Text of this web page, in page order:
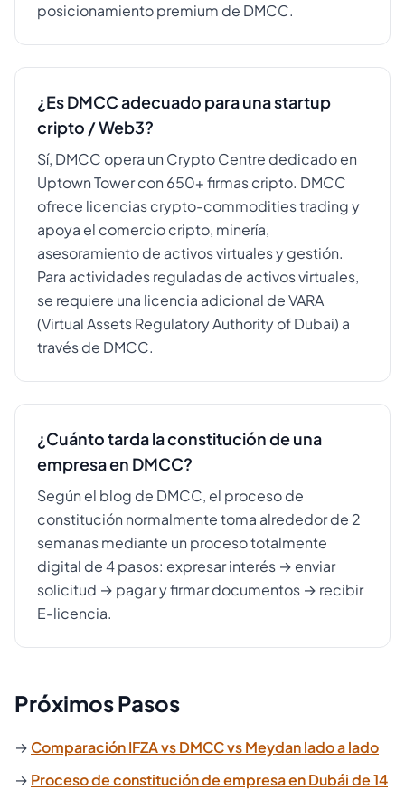
posicionamiento premium de DMCC.
¿Es DMCC adecuado para una startup
cripto / Web3?
Sí, DMCC opera un Crypto Centre dedicado en
Uptown Tower con 650+ firmas cripto. DMCC
ofrece licencias crypto-commodities trading y
apoya el comercio cripto, minería,
asesoramiento de activos virtuales y gestión.
Para actividades reguladas de activos virtuales,
se requiere una licencia adicional de VARA
(Virtual Assets Regulatory Authority of Dubai) a
través de DMCC.
¿Cuánto tarda la constitución de una
empresa en DMCC?
Según el blog de DMCC, el proceso de
constitución normalmente toma alrededor de 2
semanas mediante un proceso totalmente
digital de 4 pasos: expresar interés → enviar
solicitud → pagar y firmar documentos → recibir
E-licencia.
Próximos Pasos
→ Comparación IFZA vs DMCC vs Meydan lado a lado
→ Proceso de constitución de empresa en Dubái de 14